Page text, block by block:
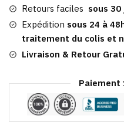
Femme
Retours faciles sous 30
Expédition sous 24 à
traitement du colis et
Livraison & Retour
Paiement